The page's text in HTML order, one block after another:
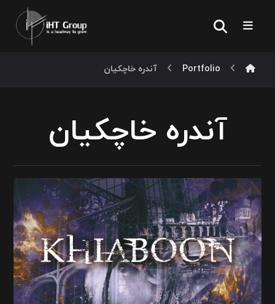
Portfolio آندره خاچکیان
آندره خاچکیان